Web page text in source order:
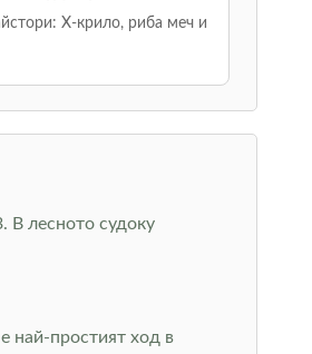
Х-крило, риба меч и
В лесното судоку
най-простият ход в